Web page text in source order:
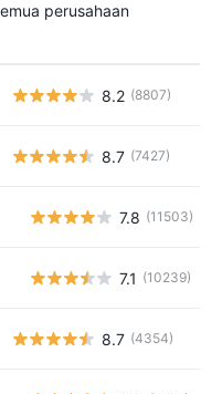
perusahaan
8.2 (8807)
8.7 (7427)
7.8 (11503)
7.1 (10239)
8.7 (4354)